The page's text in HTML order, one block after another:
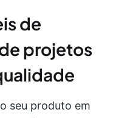
de
projetos
seu produto em